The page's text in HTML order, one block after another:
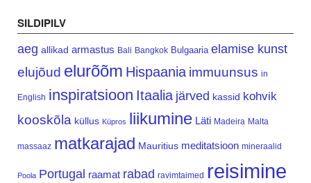
SILDIPILV
aeg allikad armastus Bali Bangkok Bulgaaria elamise kunst
elujõud elurõõm Hispaania immuunsus in
English inspiratsioon Itaalia järved kassid kohvik
kooskõla küllus Küpros liikumine Läti Madeira Malta
massaaz matkarajad Mauritius meditatsioon mineraalid
Poola Portugal raamat rabad ravimtaimed reisimine